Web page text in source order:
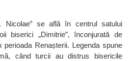
Nicolae” se află în centrul satului
biserici „Dimitrie”, înconjurată de
perioada Renașterii. Legenda spune
când turcii au distrus bisericile